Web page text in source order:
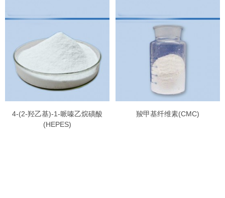
4-(2-羟乙基)-1-哌嗪乙烷磺酸
(HEPES)
羧甲基纤维素(CMC)